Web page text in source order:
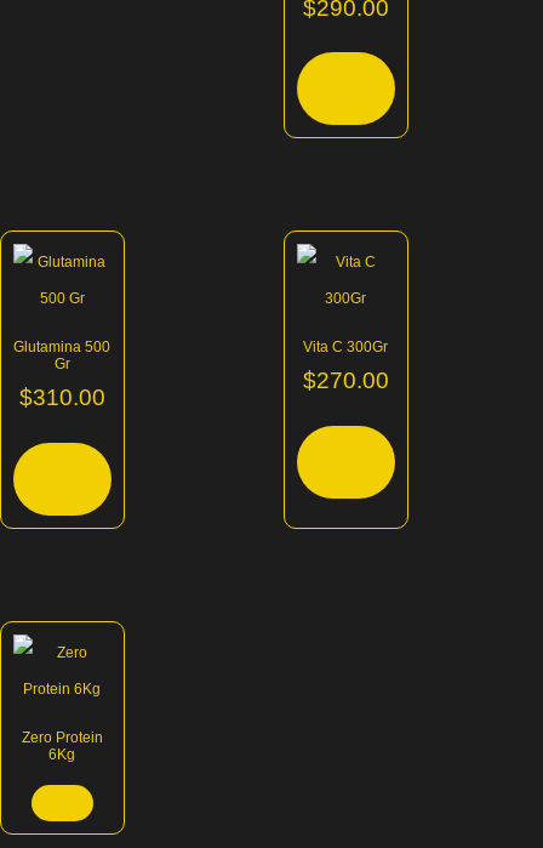
$290.00
Glutamina 500
Gr
$310.00
Vita C 300Gr
$270.00
Zero Protein
6Kg
Leer más